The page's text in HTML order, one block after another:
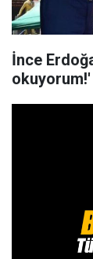
İnce
okuyorum!'